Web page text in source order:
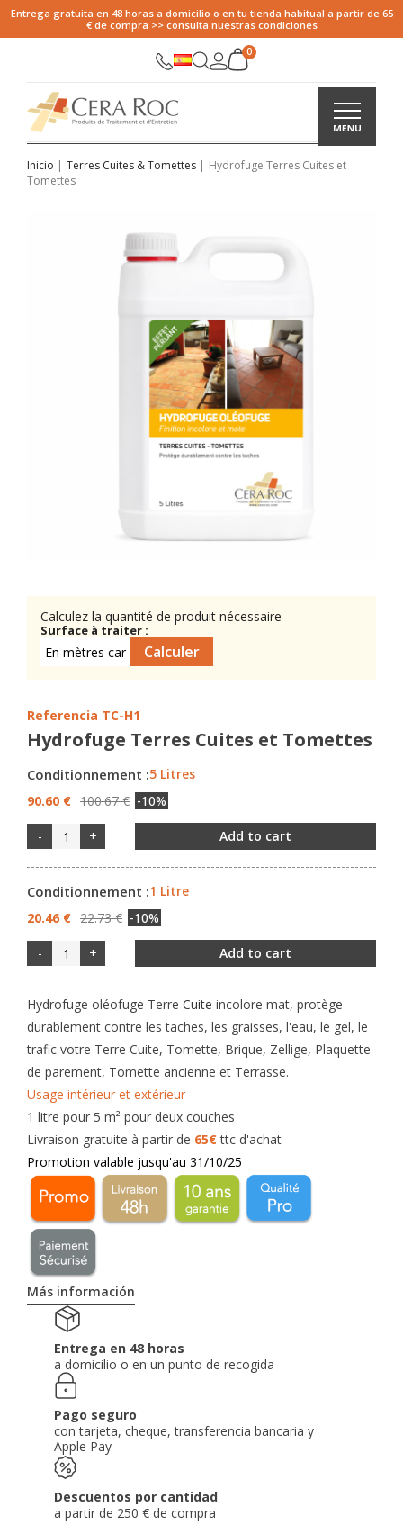
Entrega gratuita en 48 horas a domicilio o en tu tienda habitual a partir de 65
€ de compra >> consulta nuestras condiciones
Inicio Terres Cuites & Tomettes
Hydrofuge Terres Cuites et
Tomettes
Calculez la quantité de produit nécessaire
Surface à traiter :
Hydrofuge Terres Cuites et Tomettes
Referencia TC-H1
Conditionnement :5 Litres
90.60 € 100.67 € -10%
- + Add to cart
Conditionnement :1 Litre
20.46 € 22.73 € -10%
- + Add to cart
Hydrofuge oléofuge Terre Cuite incolore mat, protège
durablement contre les taches, les graisses, l'eau, le gel, le
trafic votre Terre Cuite, Tomette, Brique, Zellige, Plaquette
de parement, Tomette ancienne et Terrasse.
Usage intérieur et extérieur
1 litre pour 5 m² pour deux couches
Livraison gratuite à partir de 65€ ttc d'achat
Promotion valable jusqu'au 31/10/25
Más información
Entrega en 48 horas
a domicilio o en un punto de recogida
Pago seguro
con tarjeta, cheque, transferencia bancaria y
Apple Pay
Descuentos por cantidad
a partir de 250 € de compra